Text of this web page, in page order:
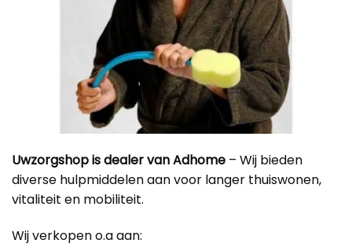
Uwzorgshop is dealer van Adhome – Wij bieden
diverse hulpmiddelen aan voor langer thuiswonen,
vitaliteit en mobiliteit.
Wij verkopen o.a aan: